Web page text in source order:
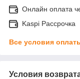
Онлайн оплата
Kaspi Рассрочка
Все условия
Условия